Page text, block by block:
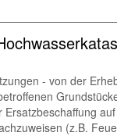
- von der
(z.B.